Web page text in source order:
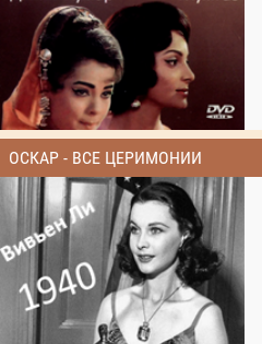
ОСКАР - ВСЕ ЦЕРИМОНИИ